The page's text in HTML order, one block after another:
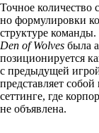
Точное количество
но формулировки
структуре команды.
Den of Wolves была
позиционируется
с предыдущей
представляет
сеттинге, где
не объявлена.